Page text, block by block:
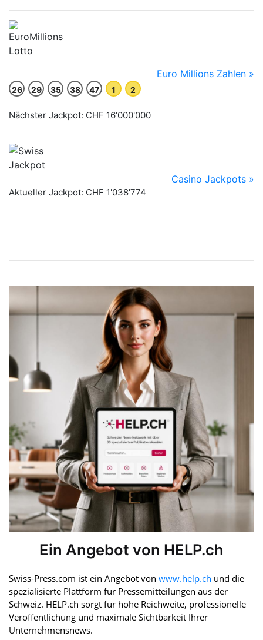
Ein Angebot von HELP.ch
Swiss-Press.com ist ein Angebot von www.help.ch und die
spezialisierte Plattform für Pressemitteilungen aus der
Schweiz. HELP.ch sorgt für hohe Reichweite, professionelle
Veröffentlichung und maximale Sichtbarkeit Ihrer
Unternehmensnews.